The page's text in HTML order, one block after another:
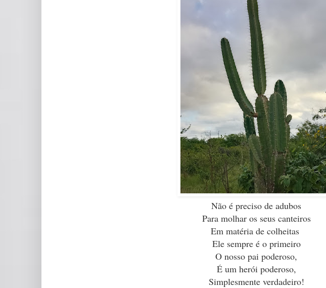
Não é preciso de adubos
Para molhar os seus canteiros
Em matéria de colheitas
Ele sempre é o primeiro
O nosso pai poderoso,
É um herói poderoso,
Simplesmente verdadeiro!